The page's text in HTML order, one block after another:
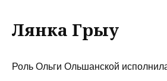
Лянка Грыу
Роль Ольги Ольшанской